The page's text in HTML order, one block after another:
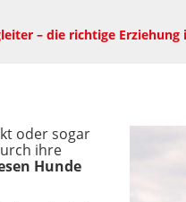
– die richtige Erziehung
oder sogar
ihre
Hunde